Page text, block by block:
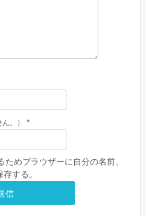
。） *
めブラウザーに自分の名前、
する。